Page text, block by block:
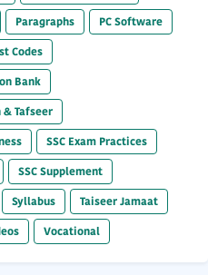
Paragraphs
PC Software
Codes
Bank
& Tafseer
SSC Exam Practices
SSC Supplement
Syllabus
Taiseer Jamaat
Vocational